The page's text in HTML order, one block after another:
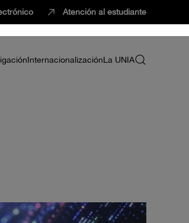
Atención al estudiante
InternacionalizaciónLa UNIA